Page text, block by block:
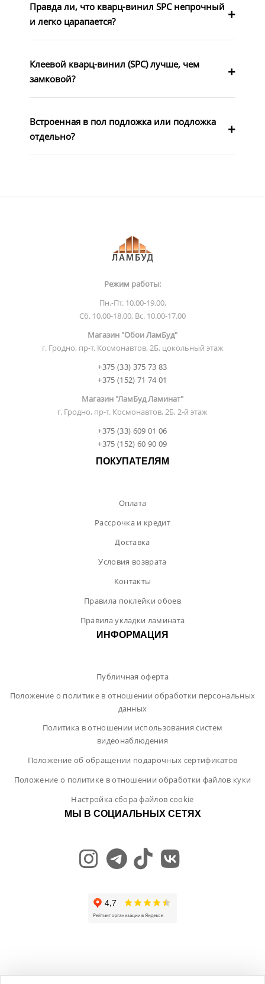
Правда ли, что кварц-винил SPC непрочный
и легко царапается?
Клеевой кварц-винил (SPC) лучше, чем
замковой?
Встроенная в пол подложка или подложка
отдельно?
Режим работы:
Пн.-Пт. 10.00-19.00,
Сб. 10.00-18.00, Вс. 10.00-17.00
Магазин "Обои ЛамБуд"
г. Гродно, пр-т. Космонавтов, 2Б, цокольный этаж
+375 (33) 375 73 83
+375 (152) 71 74 01
Магазин "ЛамБуд Ламинат"
г. Гродно, пр-т. Космонавтов, 2Б, 2-й этаж
+375 (33) 609 01 06
+375 (152) 60 90 09
ПОКУПАТЕЛЯМ
Оплата
Рассрочка и кредит
Доставка
Условия возврата
Контакты
Правила поклейки обоев
Правила укладки ламината
ИНФОРМАЦИЯ
Публичная оферта
Положение о политике в отношении обработки персональных
данных
Политика в отношении использования систем
видеонаблюдения
Положение об обращении подарочных сертификатов
Положение о политике в отношении обработки файлов куки
Настройка сбора файлов cookie
МЫ В СОЦИАЛЬНЫХ СЕТЯХ